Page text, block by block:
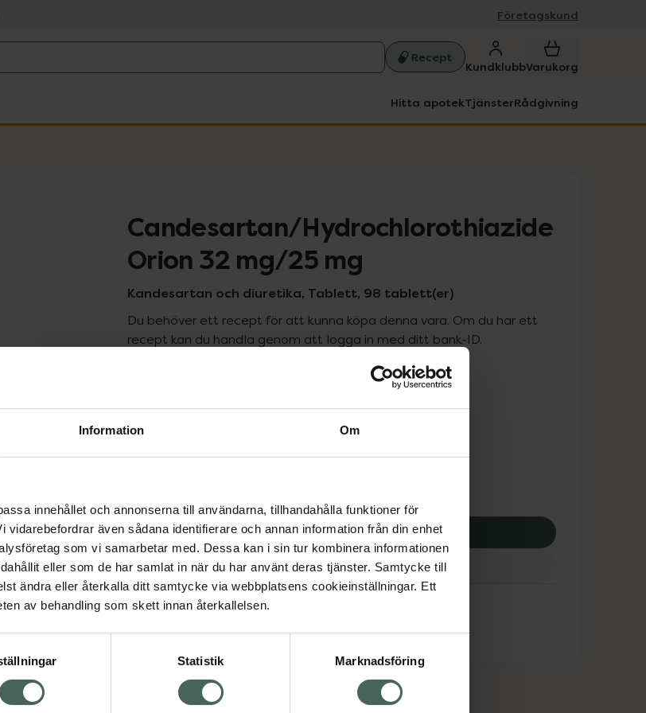
Information Om
innehållet och annonserna till användarna, tillhandahålla funktioner för
även sådana identifierare och annan information från din enhet
som vi samarbetar med. Dessa kan i sin tur kombinera informationen
eller som de har samlat in när du har använt deras tjänster. Samtycke till
ändra eller återkalla ditt samtycke via webbplatsens cookieinställningar. Ett
av behandling som skett innan återkallelsen.
Statistik Marknadsföring
Företagskund
Recept
KundklubbVarukorg
Hitta apotekTjänsterRådgivning
Candesartan/Hydrochlorothiazide
Orion 32 mg/25 mg
Kandesartan och diuretika, Tablett, 98 tablett(er)
Du behöver ett recept för att kunna köpa denna vara. Om du har ett
recept kan du handla genom att logga in med ditt bank-ID.
Pris med recept
Högkostnadsskyddet gäller
283,70 kr
Köp via ditt recept
Aktuella erbjudanden
Visa
Om recept och läkemedel